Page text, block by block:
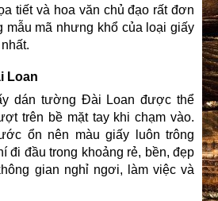
tiết và hoa văn chủ đạo rất đơn
mẫu mã nhưng khổ của loại giấy
t.
Loan
dán tường Đài Loan được thể
trên bề mặt tay khi chạm vào.
ổn nên màu giấy luôn trông
đi đầu trong khoảng rẻ, bền, đẹp
gian nghỉ ngơi, làm việc và